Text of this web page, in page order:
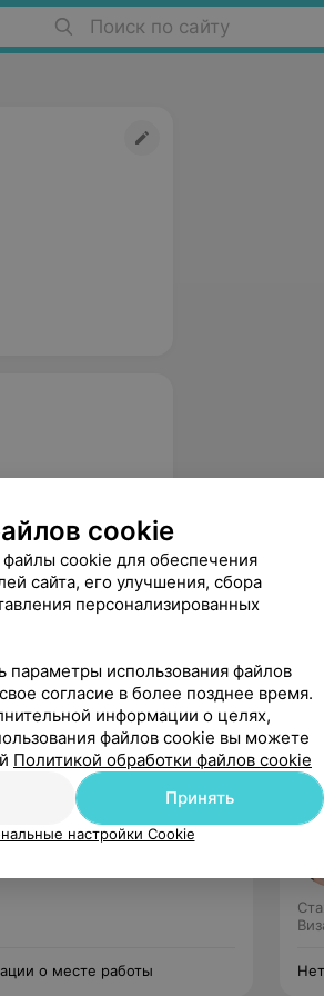
Поиск по сайту
(2018 г.);
«(2019 г.).
г.).
Марина
о месте работы
cookie
файлы cookie для обеспечения
сайта, его улучшения, сбора
персонализированных
параметры использования файлов
согласие в более позднее время.
информации о целях,
файлов cookie вы можете
Политикой обработки файлов cookie
Принять
настройки Cookie